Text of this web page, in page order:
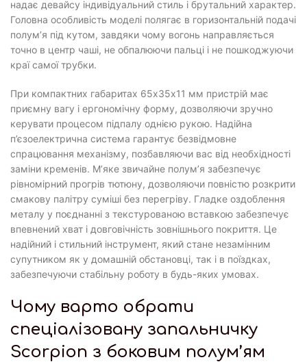
надає девайсу індивідуальний стиль і брутальний характер.
Головна особливість моделі полягає в горизонтальній подачі
полум’я під кутом, завдяки чому вогонь направляється
точно в центр чаші, не обпалюючи пальці і не пошкоджуючи
краї самої трубки.
При компактних габаритах 65х35х11 мм пристрій має
приємну вагу і ергономічну форму, дозволяючи зручно
керувати процесом підпалу однією рукою. Надійна
п’єзоелектрична система гарантує безвідмовне
спрацювання механізму, позбавляючи вас від необхідності
заміни кременів. М’яке звичайне полум’я забезпечує
рівномірний прогрів тютюну, дозволяючи повністю розкрити
смакову палітру суміші без перегріву. Гладке оздоблення
металу у поєднанні з текстурованою вставкою забезпечує
впевнений хват і довговічність зовнішнього покриття. Це
надійний і стильний інструмент, який стане незамінним
супутником як у домашній обстановці, так і в поїздках,
забезпечуючи стабільну роботу в будь-яких умовах.
Чому варто обрати
спеціалізовану запальничку
Scorpion з боковим полум’ям